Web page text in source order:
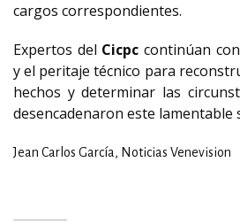
cargos correspondientes.
Expertos del Cicpc continúan
y el peritaje técnico para
hechos y determinar las
desencadenaron este lamentable
Jean Carlos García, Noticias Venevision